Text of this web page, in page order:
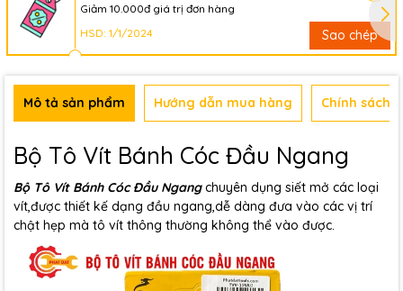
Giảm 10.000đ giá trị đơn hàng
HSD: 1/1/2024
Sao chép
Mô tả sản phẩm Hướng dẫn mua hàng Chính sách
Bộ Tô Vít Bánh Cóc Đầu Ngang
Bộ Tô Vít Bánh Cóc Đầu Ngangchuyên dụng siết mở các loại
vít,được thiết kế dạng đầu ngang,dễ dàng đưa vào các vị trí
chật hẹp mà tô vít thông thường không thể vào được.